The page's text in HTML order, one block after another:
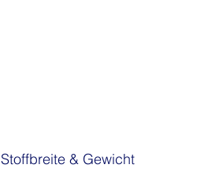
Stoffbreite & Gewicht